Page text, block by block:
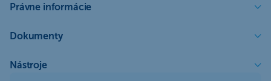
Právne informácie
Dokumenty
Nástroje